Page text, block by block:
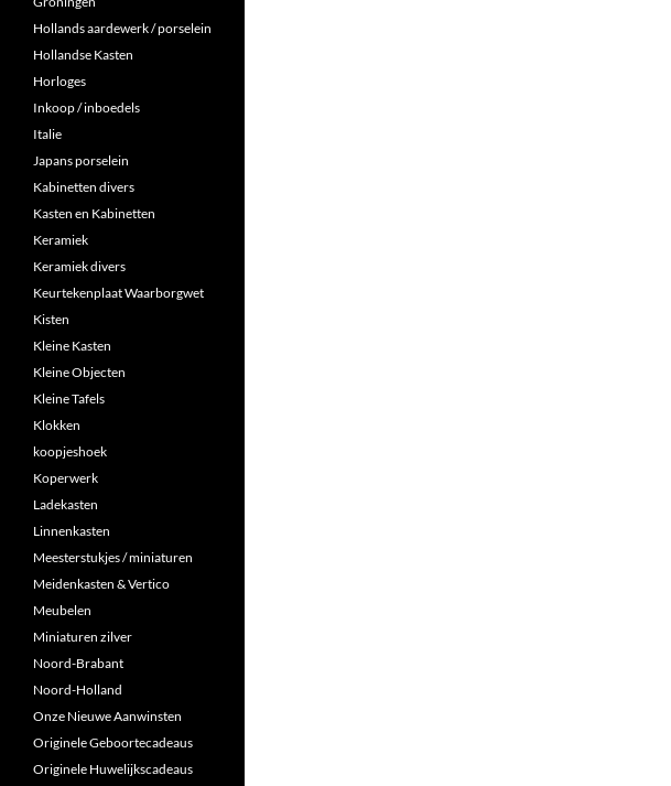
Hollands aardewerk / porselein
Hollandse Kasten
Horloges
Inkoop / inboedels
Italie
Japans porselein
Kabinetten divers
Kasten en Kabinetten
Keramiek
Keramiek divers
Keurtekenplaat Waarborgwet
Kisten
Kleine Kasten
Kleine Objecten
Kleine Tafels
Klokken
koopjeshoek
Koperwerk
Ladekasten
Linnenkasten
Meesterstukjes / miniaturen
Meidenkasten & Vertico
Meubelen
Miniaturen zilver
Noord-Brabant
Noord-Holland
Onze Nieuwe Aanwinsten
Originele Geboortecadeaus
Originele Huwelijkscadeaus